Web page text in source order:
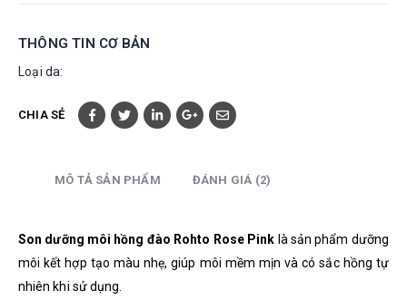
THÔNG TIN CƠ BẢN
Loại da:
CHIA SẺ
MÔ TẢ SẢN PHẨM ĐÁNH GIÁ (2)
Son dưỡng môi hồng đào Rohto Rose Pink là sản phẩm dưỡng
môi kết hợp tạo màu nhẹ, giúp môi mềm mịn và có sắc hồng tự
nhiên khi sử dụng.